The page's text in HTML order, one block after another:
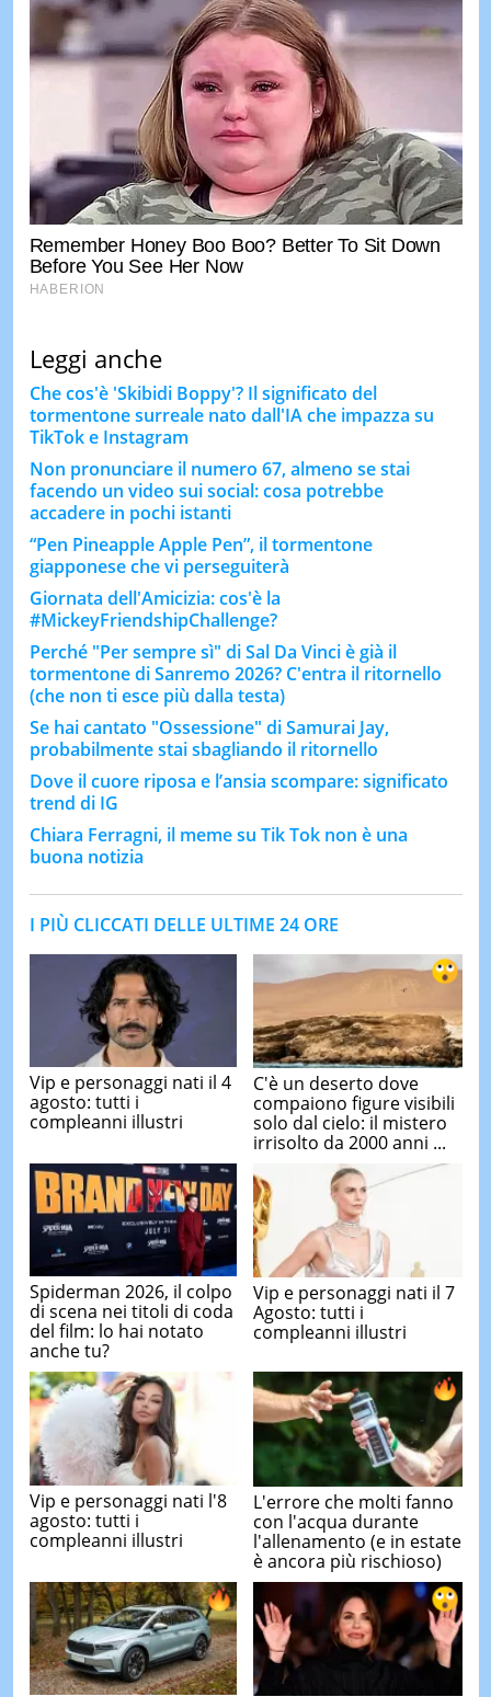
Leggi anche
Che cos'è 'Skibidi Boppy'? Il significato del
tormentone surreale nato dall'IA che impazza su
TikTok e Instagram
Non pronunciare il numero 67, almeno se stai
facendo un video sui social: cosa potrebbe
accadere in pochi istanti
“Pen Pineapple Apple Pen”, il tormentone
giapponese che vi perseguiterà
Giornata dell'Amicizia: cos'è la
#MickeyFriendshipChallenge?
Perché "Per sempre sì" di Sal Da Vinci è già il
tormentone di Sanremo 2026? C'entra il ritornello
(che non ti esce più dalla testa)
Se hai cantato "Ossessione" di Samurai Jay,
probabilmente stai sbagliando il ritornello
Dove il cuore riposa e l’ansia scompare: significato
trend di IG
Chiara Ferragni, il meme su Tik Tok non è una
buona notizia
I PIÙ CLICCATI DELLE ULTIME 24 ORE
Vip e personaggi nati il 4
agosto: tutti i
compleanni illustri
C'è un deserto dove
compaiono figure visibili
solo dal cielo: il mistero
irrisolto da 2000 anni ...
Spiderman 2026, il colpo
di scena nei titoli di coda
del film: lo hai notato
anche tu?
Vip e personaggi nati il 7
Agosto: tutti i
compleanni illustri
Vip e personaggi nati l'8
agosto: tutti i
compleanni illustri
L'errore che molti fanno
con l'acqua durante
l'allenamento (e in estate
è ancora più rischioso)